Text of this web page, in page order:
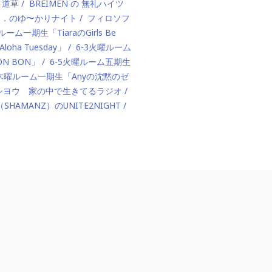
草
BREIMEN の 無礼ハイツ
のゆ〜かりナイト
フィロソフ
ーム一期生「TiaraのGirls Be
Tuesday」
6-3火曜ルーム
BON」
6-5火曜ルーム五期生
曜ルーム一期生「Anyの沈黙のゼ
ヨウ 家の中で生きてるラジオ
SHAMANZ）のUNITE2NIGHT